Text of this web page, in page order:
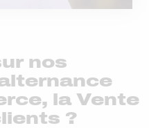
nos
la Vente
?